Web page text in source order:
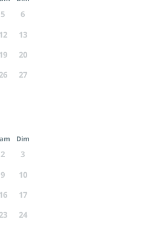
5
6
12
13
19
20
27
Dim
2
3
9
10
16
17
24